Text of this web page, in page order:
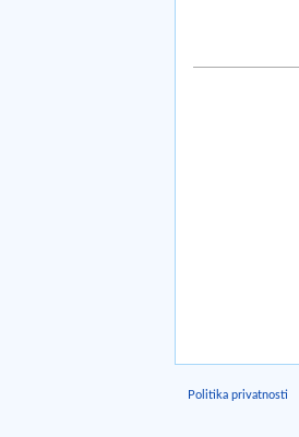
Politika privatnosti